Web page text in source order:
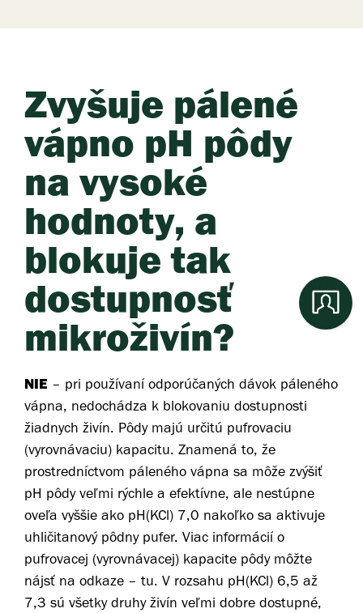
Zvyšuje pálené
vápno pH pôdy
na vysoké
hodnoty, a
blokuje tak
dostupnosť
mikroživín?
NIE – pri používaní odporúčaných dávok páleného
vápna, nedochádza k blokovaniu dostupnosti
žiadnych živín. Pôdy majú určitú pufrovaciu
(vyrovnávaciu) kapacitu. Znamená to, že
prostredníctvom páleného vápna sa môže zvýšiť
pH pôdy veľmi rýchle a efektívne, ale nestúpne
oveľa vyššie ako pH(KCl) 7,0 nakoľko sa aktivuje
uhličitanový pôdny pufer. Viac informácií o
pufrovacej (vyrovnávacej) kapacite pôdy môžte
nájsť na odkaze – tu. V rozsahu pH(KCl) 6,5 až
7,3 sú všetky druhy živín veľmi dobre dostupné,